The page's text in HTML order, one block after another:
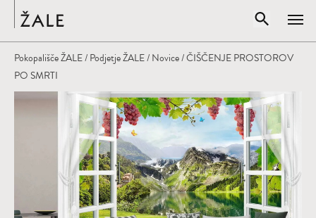
Odpri
Vpišite iskalni niz
IŠČI
Pokopališče ŽALE/Podjetje ŽALE/Novice/ ČIŠČENJE PROSTOROV
PO SMRTI